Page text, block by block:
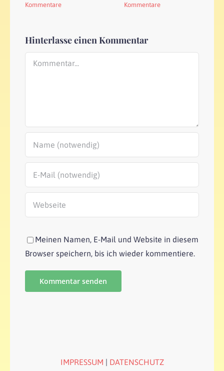
Kommentare
Kommentare
Hinterlasse einen Kommentar
Kommentar
Meinen Namen, E-Mail und Website in diesem
Browser speichern, bis ich wieder kommentiere.
IMPRESSUM | DATENSCHUTZ